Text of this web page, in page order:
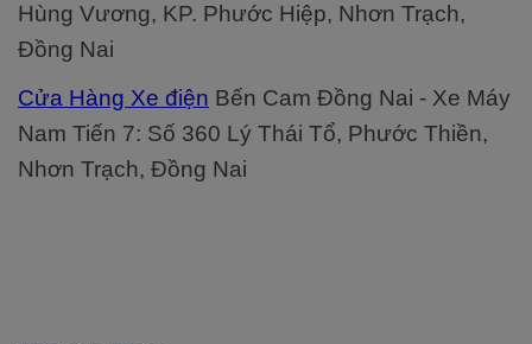
Hùng Vương, KP. Phước Hiệp, Nhơn Trạch,
Đồng Nai
Cửa Hàng Xe điện Bến Cam Đồng Nai - Xe Máy
Nam Tiến 7: Số 360 Lý Thái Tổ, Phước Thiền,
Nhơn Trạch, Đồng Nai